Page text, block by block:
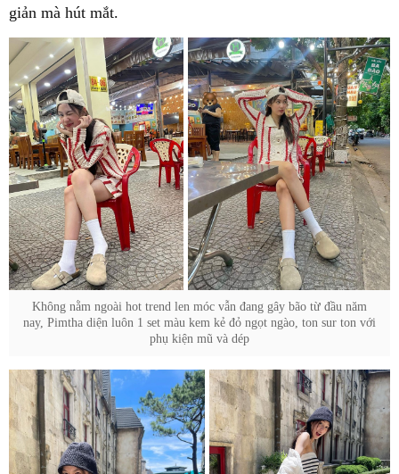
giản mà hút mắt.
Không nằm ngoài hot trend len móc vẫn đang gây bão từ đầu năm
nay, Pimtha diện luôn 1 set màu kem kẻ đỏ ngọt ngào, ton sur ton với
phụ kiện mũ và dép